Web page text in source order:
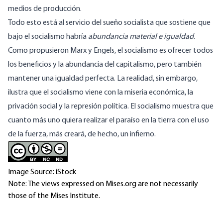
medios de producción.
Todo esto está al servicio del sueño socialista que sostiene que
bajo el socialismo habría abundancia material e igualdad.
Como propusieron Marx y Engels, el socialismo es ofrecer todos
los beneficios y la abundancia del capitalismo, pero también
mantener una igualdad perfecta. La realidad, sin embargo,
ilustra que el socialismo viene con la miseria económica, la
privación social y la represión política. El socialismo muestra que
cuanto más uno quiera realizar el paraíso en la tierra con el uso
de la fuerza, más creará, de hecho, uninfierno.
Image Source: iStock
Note: The views expressed on Mises.org are not necessarily
those of the Mises Institute.